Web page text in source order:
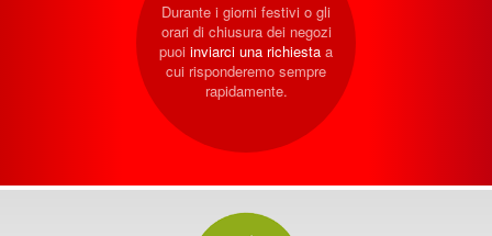
Durante i giorni festivi o gli
orari di chiusura dei negozi
puoi inviarci una richiesta a
cui risponderemo sempre
rapidamente.